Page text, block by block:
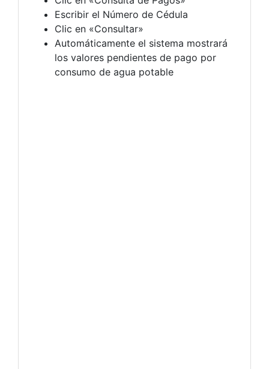
Escribir el Número de Cédula
Clic en «Consultar»
Automáticamente el sistema mostrará
los valores pendientes de pago por
consumo de agua potable